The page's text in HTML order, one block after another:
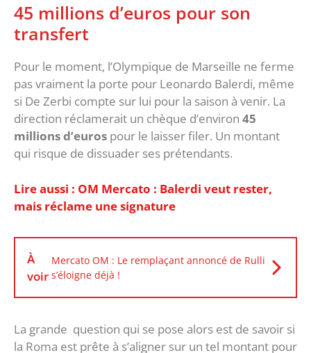
45 millions d’euros pour son
transfert
Pour le moment, l’Olympique de Marseille ne ferme
pas vraiment la porte pour Leonardo Balerdi, même
si De Zerbi compte sur lui pour la saison à venir. La
direction réclamerait un chèque d’environ 45
millions d’euros pour le laisser filer. Un montant
qui risque de dissuader ses prétendants.
Lire aussi : OM Mercato : Balerdi veut rester,
mais réclame une signature
À
voir
Mercato OM : Le remplaçant annoncé de Rulli
s’éloigne déjà !
La grande question qui se pose alors est de savoir si
la Roma est prête à s’aligner sur un tel montant pour